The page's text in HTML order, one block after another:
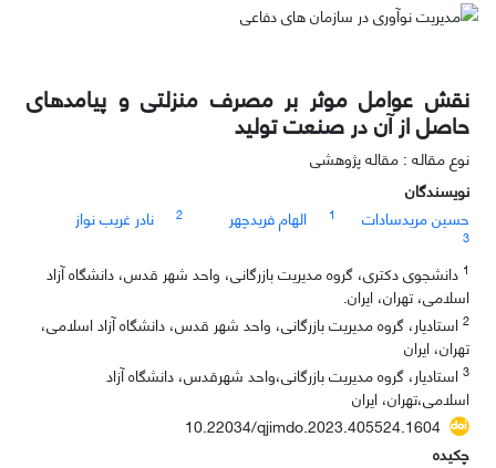
نقش عوامل موثر بر مصرف منزلتی و پیامد‌های
حاصل از آن در صنعت تولید
نوع مقاله : مقاله پژوهشی
نویسندگان
حسین مریدسادات
1 الهام فریدچهر 2 نادر غریب نواز
3
1 دانشجوی دکتری، گروه مدیریت بازرگانی، واحد شهر قدس، دانشگاه آزاد
اسلامی، تهران، ایران.
2 استادیار، گروه مدیریت بازرگانی، واحد شهر قدس، دانشگاه آزاد اسلامی،
تهران، ایران
3 استادیار، گروه مدیریت بازرگانی،واحد شهرقدس، دانشگاه آزاد
اسلامى،تهران، ایران
10.22034/qjimdo.2023.405524.1604
چکیده